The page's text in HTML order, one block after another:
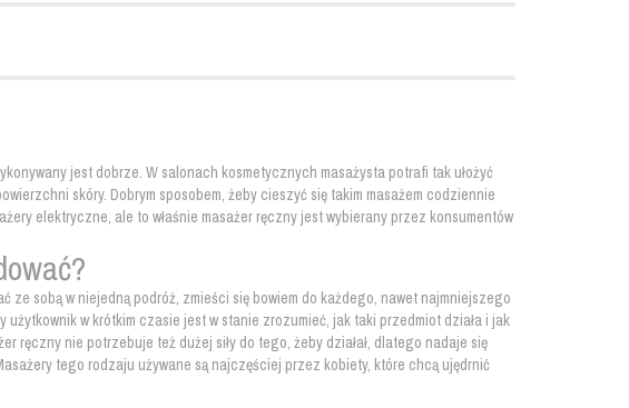
jest dobrze. W salonach kosmetycznych masażysta potrafi tak ułożyć
skóry. Dobrym sposobem, żeby cieszyć się takim masażem codziennie
elektryczne, ale to właśnie masażer ręczny jest wybierany przez konsumentów
ze sobą w niejedną podróż, zmieści się bowiem do każdego, nawet najmniejszego
w krótkim czasie jest w stanie zrozumieć, jak taki przedmiot działa i jak
ręczny nie potrzebuje też dużej siły do tego, żeby działał, dlatego nadaje się
tego rodzaju używane są najczęściej przez kobiety, które chcą ujędrnić